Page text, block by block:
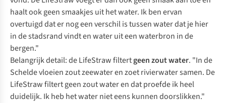
haalt ook geen smaakjes uit het water. Ik ben ervan
overtuigd dat er nog een verschil is tussen water dat je hier
in de stadsrand vindt en water uit een waterbron in de
bergen."
Belangrijk detail: de LifeStraw filtertgeen zout water. "In de
Schelde vloeien zout zeewater en zoet rivierwater samen. De
LifeStraw filtert geen zout water en dat proefde ik heel
duidelijk. Ik heb het water niet eens kunnen doorslikken."